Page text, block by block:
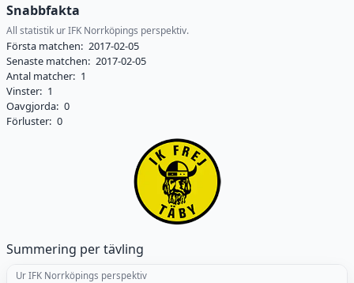
Snabbfakta
All statistik ur IFK Norrköpings perspektiv.
Första matchen: 2017-02-05
Senaste matchen: 2017-02-05
Antal matcher: 1
Vinster: 1
Oavgjorda: 0
Förluster: 0
Summering per tävling
Ur IFK Norrköpings perspektiv